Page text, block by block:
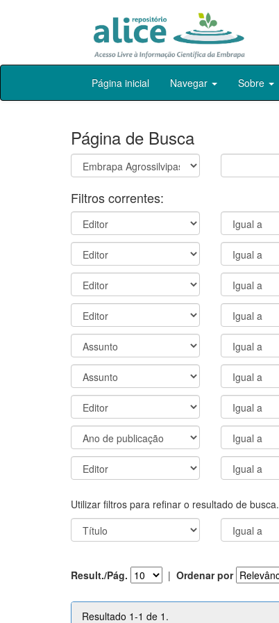
Skip
Página inicial Navegar Sobre
Página de Busca
Filtros correntes:
Utilizar filtros para refinar o resultado de busca.
Result./Pág. | Ordenar por
Resultado 1-1 de 1.